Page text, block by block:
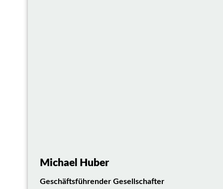
Michael Huber
Geschäftsführender Gesellschafter